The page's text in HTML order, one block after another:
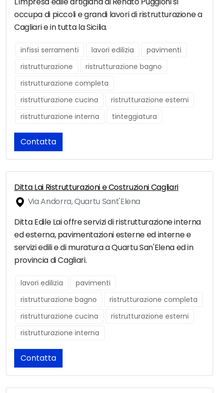
occupa di piccoli e grandi lavori di ristrutturazione a
Cagliari e in tutta la Sicilia.
infissi serramenti lavori edilizia
pavimenti
ristrutturazione
ristrutturazione bagno
ristrutturazione completa
ristrutturazione cucina
ristrutturazione esterni
ristrutturazione interna
tinteggiatura
Contatta
Ditta Lai Ristrutturazioni e Costruzioni Cagliari
Via Andorra, Quartu Sant'Elena
Ditta Edile Lai offre servizi di ristrutturazione interna
ed esterna, pavimentazioni esterne ed interne e
servizi edili e di muratura a Quartu San'Elena ed in
provincia di Cagliari.
lavori edilizia
pavimenti
ristrutturazione bagno
ristrutturazione completa
ristrutturazione cucina
ristrutturazione esterni
ristrutturazione interna
Contatta